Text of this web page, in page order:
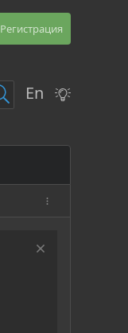
Регистрация
En